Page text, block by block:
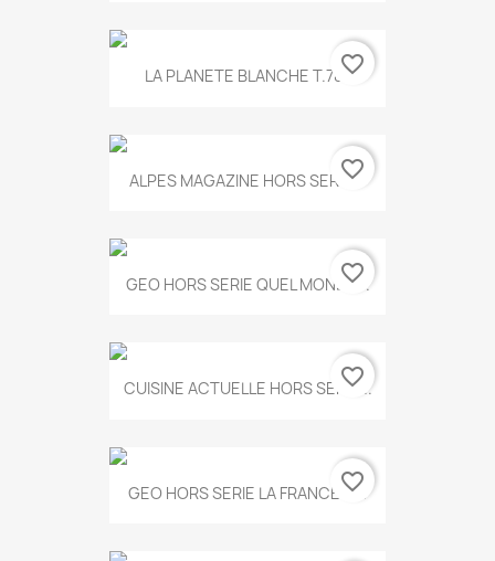
LA PLANETE BLANCHE T.785favorite_border
ALPES MAGAZINE HORS SERIE...
favorite_border
GEO HORS SERIE QUEL MONDE...
favorite_border
CUISINE ACTUELLE HORS SERIE...
favorite_border
GEO HORS SERIE LA FRANCE A...
favorite_border